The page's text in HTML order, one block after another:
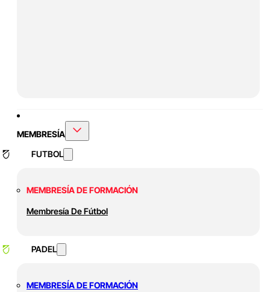
MEMBRESÍA
FUTBOL
MEMBRESÍA DE FORMACIÓN
Membresía De Fútbol
PADEL
MEMBRESÍA DE FORMACIÓN